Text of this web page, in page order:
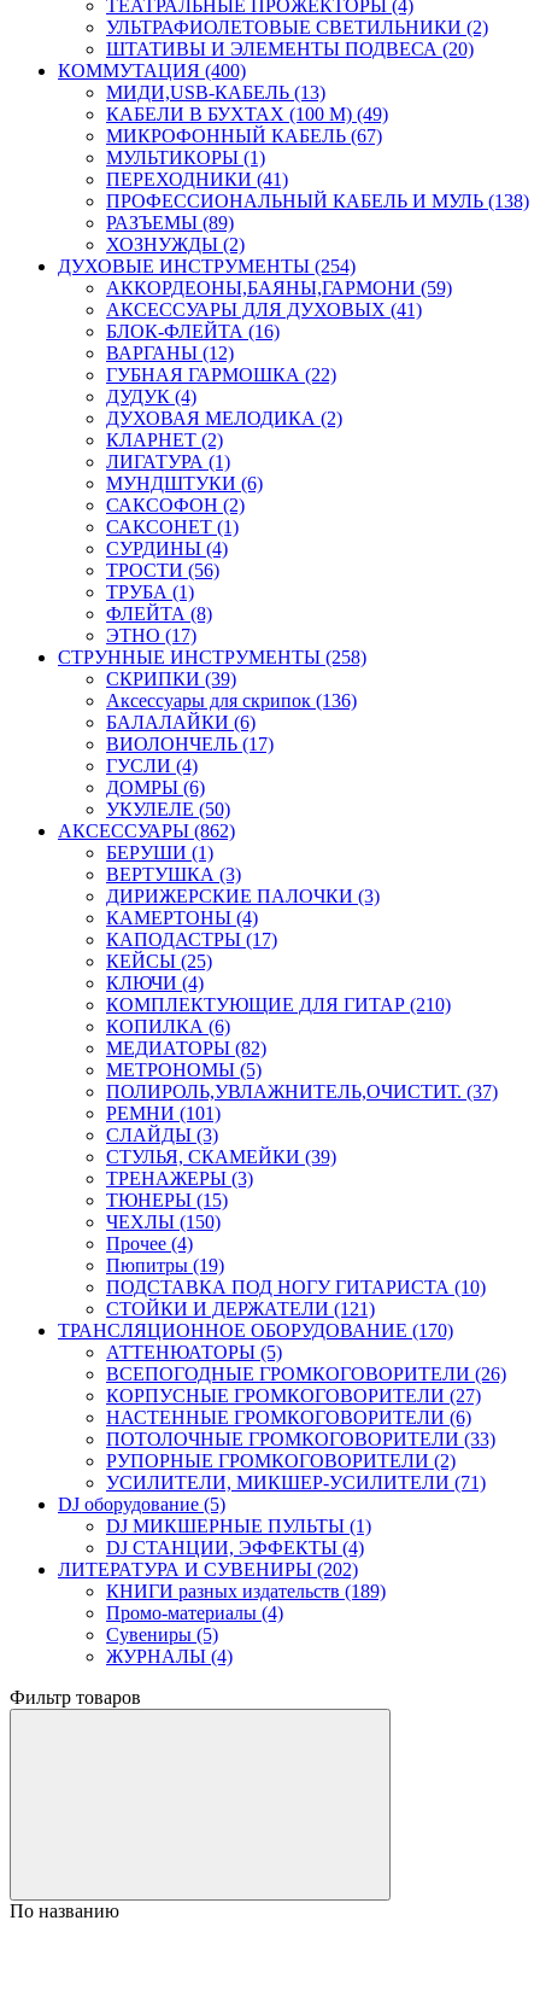
ТЕАТРАЛЬНЫЕ ПРОЖЕКТОРЫ (4)
УЛЬТРАФИОЛЕТОВЫЕ СВЕТИЛЬНИКИ (2)
ШТАТИВЫ И ЭЛЕМЕНТЫ ПОДВЕСА (20)
КОММУТАЦИЯ (400)
МИДИ,USB-КАБЕЛЬ (13)
КАБЕЛИ В БУХТАХ (100 М) (49)
МИКРОФОННЫЙ КАБЕЛЬ (67)
МУЛЬТИКОРЫ (1)
ПЕРЕХОДНИКИ (41)
ПРОФЕССИОНАЛЬНЫЙ КАБЕЛЬ И МУЛЬ (138)
РАЗЪЕМЫ (89)
ХОЗНУЖДЫ (2)
ДУХОВЫЕ ИНСТРУМЕНТЫ (254)
АККОРДЕОНЫ,БАЯНЫ,ГАРМОНИ (59)
АКСЕССУАРЫ ДЛЯ ДУХОВЫХ (41)
БЛОК-ФЛЕЙТА (16)
ВАРГАНЫ (12)
ГУБНАЯ ГАРМОШКА (22)
ДУДУК (4)
ДУХОВАЯ МЕЛОДИКА (2)
КЛАРНЕТ (2)
ЛИГАТУРА (1)
МУНДШТУКИ (6)
САКСОФОН (2)
САКСОНЕТ (1)
СУРДИНЫ (4)
ТРОСТИ (56)
ТРУБА (1)
ФЛЕЙТА (8)
ЭТНО (17)
СТРУННЫЕ ИНСТРУМЕНТЫ (258)
СКРИПКИ (39)
Аксессуары для скрипок (136)
БАЛАЛАЙКИ (6)
ВИОЛОНЧЕЛЬ (17)
ГУСЛИ (4)
ДОМРЫ (6)
УКУЛЕЛЕ (50)
АКСЕССУАРЫ (862)
БЕРУШИ (1)
ВЕРТУШКА (3)
ДИРИЖЕРСКИЕ ПАЛОЧКИ (3)
КАМЕРТОНЫ (4)
КАПОДАСТРЫ (17)
КЕЙСЫ (25)
КЛЮЧИ (4)
КОМПЛЕКТУЮЩИЕ ДЛЯ ГИТАР (210)
КОПИЛКА (6)
МЕДИАТОРЫ (82)
МЕТРОНОМЫ (5)
ПОЛИРОЛЬ,УВЛАЖНИТЕЛЬ,ОЧИСТИТ. (37)
РЕМНИ (101)
СЛАЙДЫ (3)
СТУЛЬЯ, СКАМЕЙКИ (39)
ТРЕНАЖЕРЫ (3)
ТЮНЕРЫ (15)
ЧЕХЛЫ (150)
Прочее (4)
Пюпитры (19)
ПОДСТАВКА ПОД НОГУ ГИТАРИСТА (10)
СТОЙКИ И ДЕРЖАТЕЛИ (121)
ТРАНСЛЯЦИОННОЕ ОБОРУДОВАНИЕ (170)
АТТЕНЮАТОРЫ (5)
ВСЕПОГОДНЫЕ ГРОМКОГОВОРИТЕЛИ (26)
КОРПУСНЫЕ ГРОМКОГОВОРИТЕЛИ (27)
НАСТЕННЫЕ ГРОМКОГОВОРИТЕЛИ (6)
ПОТОЛОЧНЫЕ ГРОМКОГОВОРИТЕЛИ (33)
РУПОРНЫЕ ГРОМКОГОВОРИТЕЛИ (2)
УСИЛИТЕЛИ, МИКШЕР-УСИЛИТЕЛИ (71)
DJ оборудование (5)
DJ МИКШЕРНЫЕ ПУЛЬТЫ (1)
DJ СТАНЦИИ, ЭФФЕКТЫ (4)
ЛИТЕРАТУРА И СУВЕНИРЫ (202)
КНИГИ разных издательств (189)
Промо-материалы (4)
Сувениры (5)
ЖУРНАЛЫ (4)
Фильтр товаров
По названию